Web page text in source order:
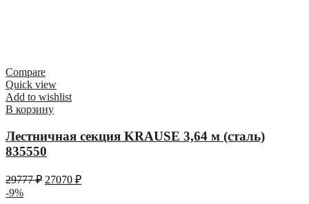
Compare
Quick view
Add to wishlist
В корзину
Лестничная секция KRAUSE 3,64 м (сталь)
835550
29777₽ 27070 ₽
-9%